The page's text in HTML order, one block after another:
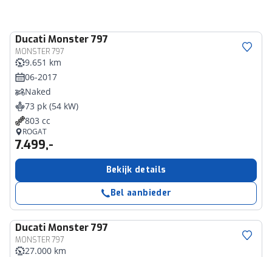
DucatiMonster 797
MONSTER 797
9.651 km
06-2017
Naked
73 pk (54 kW)
803 cc
ROGAT
7.499,-
Bekijk details
Bel aanbieder
DucatiMonster 797
MONSTER 797
27.000 km